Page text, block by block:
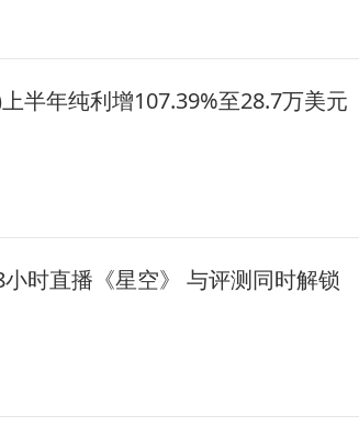
半年纯利增107.39%至28.7万美元
时直播《星空》 与评测同时解锁